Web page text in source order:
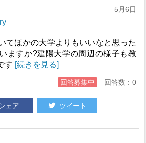
5月6日
てほかの大学よりもいいなと思った
ますか?建陽大学の周辺の様子も教
す [続きを見る]
回答募集中 回答数：0
ェア ツイート